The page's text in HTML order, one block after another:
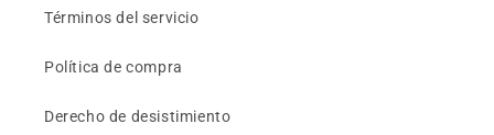
Términos del servicio
Política de compra
Derecho de desistimiento